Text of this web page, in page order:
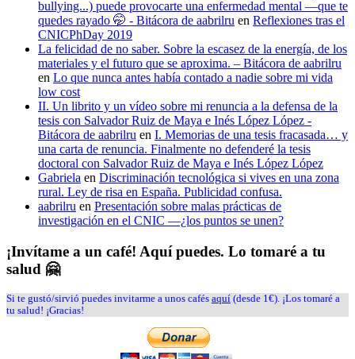
bullying...) puede provocarte una enfermedad mental —que te
quedes rayado 🤭 - Bitácora de aabrilru en Reflexiones tras el
CNICPhDay 2019
La felicidad de no saber. Sobre la escasez de la energía, de los
materiales y el futuro que se aproxima. – Bitácora de aabrilru
en Lo que nunca antes había contado a nadie sobre mi vida
low cost
II. Un librito y un vídeo sobre mi renuncia a la defensa de la
tesis con Salvador Ruiz de Maya e Inés López López -
Bitácora de aabrilru en I. Memorias de una tesis fracasada… y
una carta de renuncia. Finalmente no defenderé la tesis
doctoral con Salvador Ruiz de Maya e Inés López López
Gabriela en Discriminación tecnológica si vives en una zona
rural. Ley de risa en España. Publicidad confusa.
aabrilru en Presentación sobre malas prácticas de
investigación en el CNIC —¿los puntos se unen?
¡Invítame a un café! Aquí puedes. Lo tomaré a tu
salud 🤗
Si te gustó/sirvió puedes invitarme a unos cafés aquí (desde 1€). ¡Los tomaré a
tu salud! ¡Gracias!